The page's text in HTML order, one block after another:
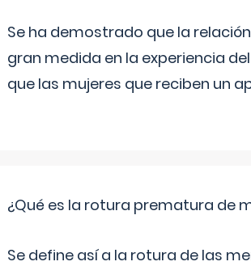
Se ha demostrado que la
gran medida en la experiencia
que las mujeres que reciben un
¿Qué es la rotura prematura de
Se define así a la rotura de las